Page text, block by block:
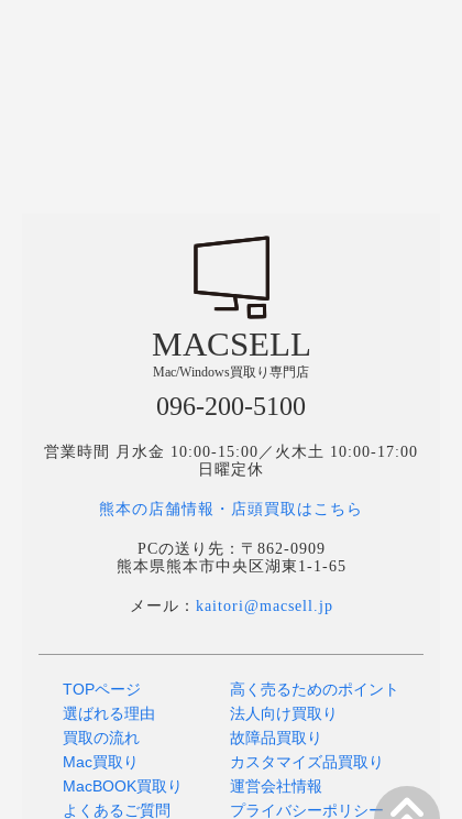
MACSELL
Mac/Windows買取り専門店
096-200-5100
営業時間 月水金 10:00-15:00／火木土 10:00-17:00
日曜定休
熊本の店舗情報・店頭買取はこちら
PCの送り先：〒862-0909
熊本県熊本市中央区湖東1-1-65
メール： kaitori@macsell.jp
TOPページ
選ばれる理由
買取の流れ
Mac買取り
MacBOOK買取り
よくあるご質問
高く売るためのポイント
法人向け買取り
故障品買取り
カスタマイズ品買取り
運営会社情報
プライバシーポリシー